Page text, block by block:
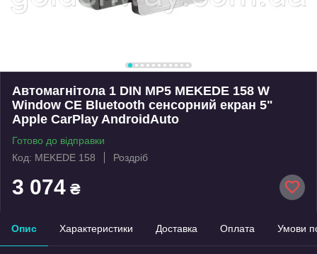
Автомагнітола 1 DIN MP5 MEKEDE 158 W
Window CE Bluetooth сенсорний екран 5"
Apple CarPlay AndroidAuto
Готово до відправки
Код: MEKEDE 158
Роздріб
3 074 ₴
Опис Характеристики Доставка Оплата Умови